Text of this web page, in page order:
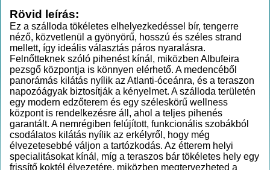
Rövid leírás:
Ez a szálloda tökéletes elhelyezkedéssel bír, tengerre
néző, közvetlenül a gyönyörű, hosszú és széles strand
mellett, így ideális választás páros nyaralásra.
Felnőtteknek szóló pihenést kínál, miközben Albufeira
pezsgő központja is könnyen elérhető. A medencéből
panorámás kilátás nyílik az Atlanti-óceánra, és a teraszon
napozóágyak biztosítják a kényelmet. A szálloda területén
egy modern edzőterem és egy széleskörű wellness
központ is rendelkezésre áll, ahol a teljes pihenés
garantált. A nemrégiben felújított, funkcionális szobákból
csodálatos kilátás nyílik az erkélyről, hogy még
élvezetesebbé váljon a tartózkodás. Az étterem helyi
specialitásokat kínál, míg a teraszos bár tökéletes hely egy
frissítő koktél élvezetére, miközben megtervezheted a